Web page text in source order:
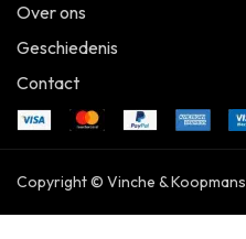
Over ons
Geschiedenis
Contact
Copyright © Vinche & Koopmans